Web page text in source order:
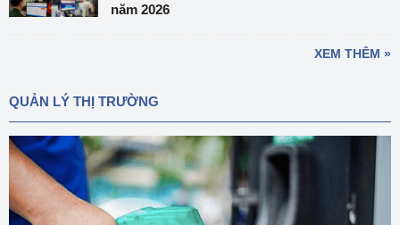
năm 2026
XEM THÊM »
QUẢN LÝ THỊ TRƯỜNG